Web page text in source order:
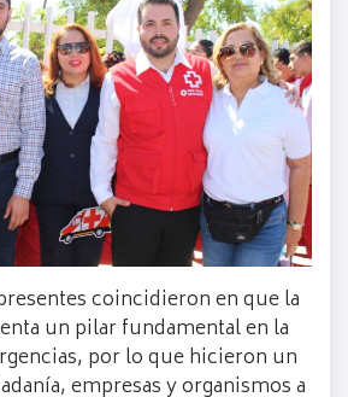
coincidieron en que la
un pilar fundamental en la
por lo que hicieron un
empresas y organismos a